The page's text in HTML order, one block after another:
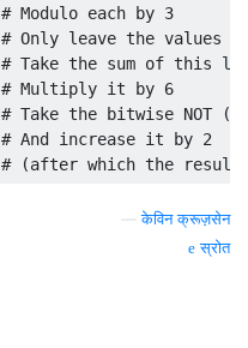
# Modulo each by 3
# Only leave the values
# Take the sum of this
# Multiply it by 6
# Take the bitwise NOT (-
# And increase it by 2
# (after which the
—केविन क्रूज़सेन
स्रोत